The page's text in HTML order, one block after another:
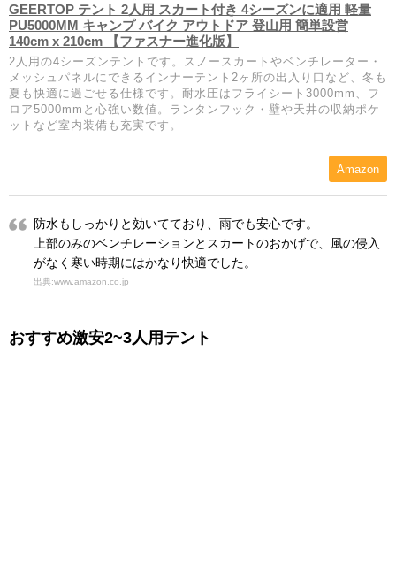
GEERTOP テント 2人用 スカート付き 4シーズンに適用 軽量
PU5000MM キャンプ バイク アウトドア 登山用 簡単設営
140cm x 210cm 【ファスナー進化版】
2人用の4シーズンテントです。スノースカートやベンチレーター・
メッシュパネルにできるインナーテント2ヶ所の出入り口など、冬も
夏も快適に過ごせる仕様です。耐水圧はフライシート3000mm、フ
ロア5000mmと心強い数値。ランタンフック・壁や天井の収納ポケ
ットなど室内装備も充実です。
Amazon
防水もしっかりと効いてており、雨でも安心です。
上部のみのベンチレーションとスカートのおかげで、風の侵入
がなく寒い時期にはかなり快適でした。
出典:www.amazon.co.jp
おすすめ激安2~3人用テント